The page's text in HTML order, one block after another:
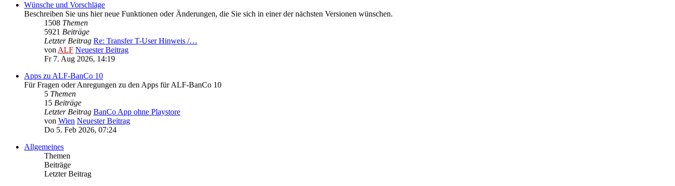
Wünsche und Vorschläge
Beschreiben Sie uns hier neue Funktionen oder Änderungen, die Sie sich in einer der nächsten Versionen wünschen.
1508 Themen
5921 Beiträge
Letzter Beitrag Re: Transfer T-User Hinweis /…
vonALF Neuester Beitrag
Fr 7. Aug 2026, 14:19
Apps zu ALF-BanCo 10
Für Fragen oder Anregungen zu den Apps für ALF-BanCo 10
5 Themen
15 Beiträge
Letzter Beitrag BanCo App ohne Playstore
von Wien Neuester Beitrag
Do 5. Feb 2026, 07:24
Allgemeines
Themen
Beiträge
Letzter Beitrag